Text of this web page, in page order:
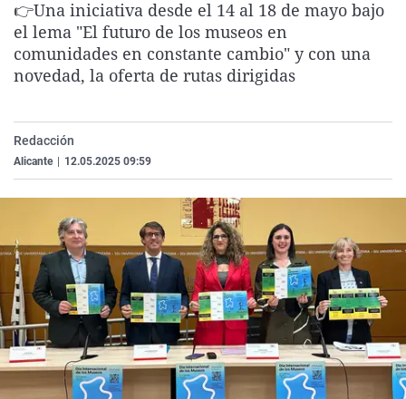
La rosa de los vientos
Gente viajera
Como el perro y el
Caso
Retornados
Equipo de
Extremadura
Galicia
La Rioja
Virales
Televisión
Elecciones
👉Una iniciativa desde el 14 al 18 de mayo bajo
el lema "El futuro de los museos en
comunidades en constante cambio" y con una
novedad, la oferta de rutas dirigidas
Redacción
Alicante 12.05.2025 09:59